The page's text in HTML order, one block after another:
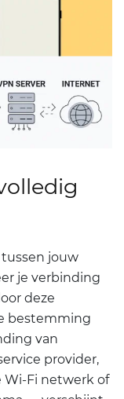
jouw
je verbinding
deze
bestemming
van
provider,
Wi-Fi netwerk of